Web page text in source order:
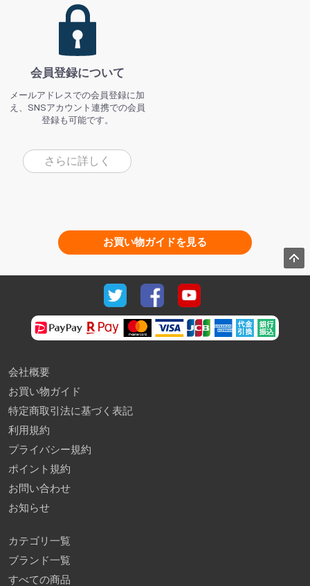
会員登録について
メールアドレスでの会員登録に加
え、SNSアカウント連携での会員
登録も可能です。
さらに詳しく
お買い物ガイドを見る
会社概要
お買い物ガイド
特定商取引法に基づく表記
利用規約
プライバシー規約
ポイント規約
お問い合わせ
お知らせ
カテゴリ一覧
ブランド一覧
すべての商品